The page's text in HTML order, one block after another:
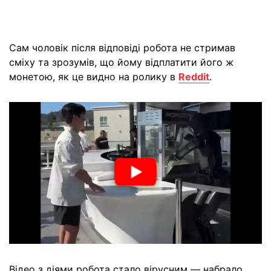
Сам чоловік після відповіді робота не стримав
сміху та зрозумів, що йому відплатити його ж
монетою, як це видно на ролику в Reddit.